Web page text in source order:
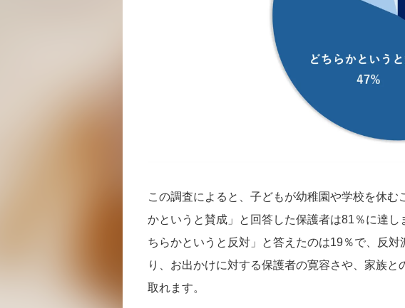
この調査によると、子どもが幼稚園や学校を休む
かというと賛成」と回答した保護者は81％に達
ちらかというと反対」と答えたのは19％で、反
り、お出かけに対する保護者の寛容さや、家族
取れます。